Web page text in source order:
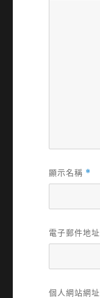
顯示名稱 *
電子郵件地址
個人網站網址